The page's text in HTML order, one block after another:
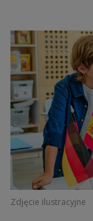
Zdjęcie ilustracyjne